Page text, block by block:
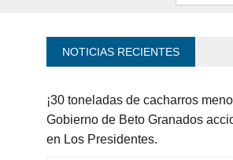
NOTICIAS RECIENTES
¡30 toneladas de cacharros
Gobierno de Beto Granados
en Los Presidentes.